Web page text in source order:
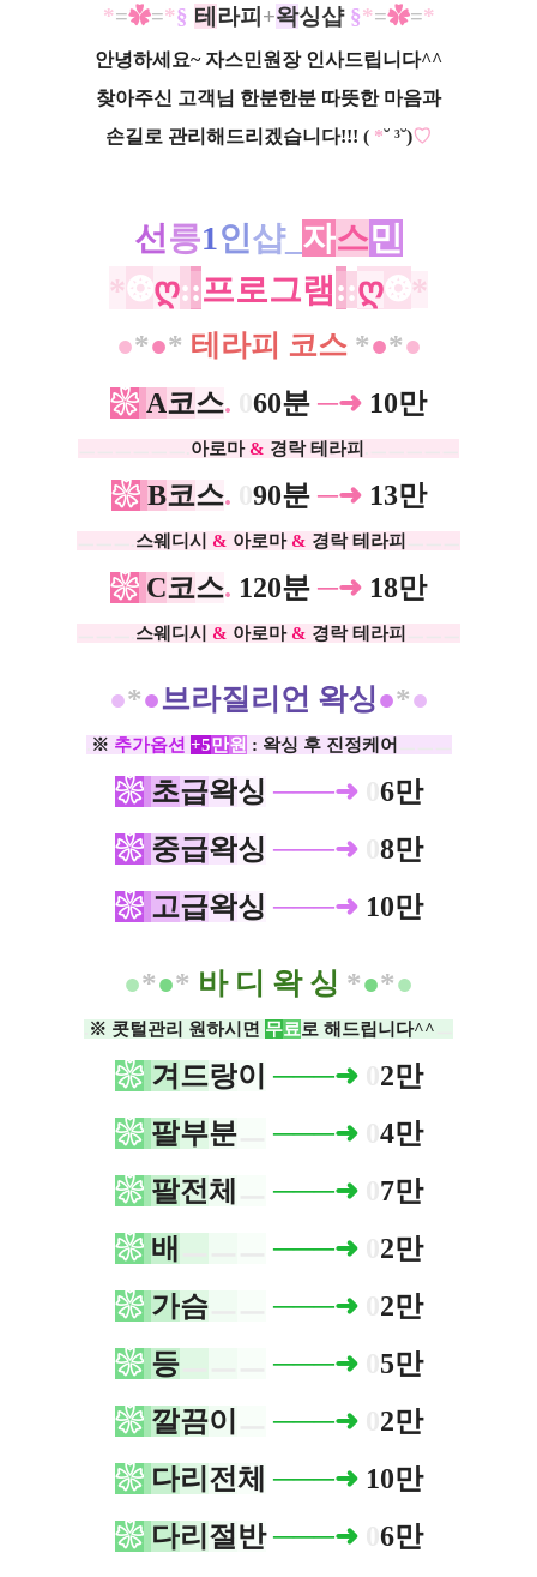
*=✿=*§ 테 라피 +왁싱샵 §*=✿=*
안녕하세요~ 자스민원장 인사드립니다^^
찾아주신 고객님 한분한분 따뜻한 마음과
손길로 관리해드리겠습니다!!! ( *˘ ³˘)♡
선릉1인샵_ 자스민
*❂ღ::프로그램::ღ❂*
●*●* 테라피 코스*●*●
❀ A코스. 60분 ─➜ 10만
아로마& 경락 테라피
❀ B코스. 90분 ─➜13만
스웨디시 & 아로마& 경락 테라피
❀ C코스. 120분 ─➜ 18만
스웨디시 & 아로마 & 경락 테라피
●*●브라질리언 왁싱●*●
※ 추가옵션 +5만원 : 왁싱 후 진정케어
❀ 초급왁싱 ───➜
6만
❀ 중급왁싱 ───➜
8만
❀ 고급왁싱 ───➜10만
●*●* 바 디 왁 싱 *●*●
※ 콧털관리 원하시면 무료로 해드립니다^^
❀ 겨 드랑이 ───➜
2만
❀ 팔부분ㅡ ───➜
4만
❀ 팔전체 ───➜
7만
❀ 배 ───➜
2만
❀ 가슴ㅡ ───➜
2만
❀ 등ㅡ ───➜
5만
❀ 깔끔이 ───➜
2만
❀ 다리 전체 ───➜10만
❀ 다리 절반 ───➜ 6만​